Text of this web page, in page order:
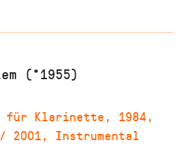
(*1955)
für Klarinette, 1984,
2001, Instrumental